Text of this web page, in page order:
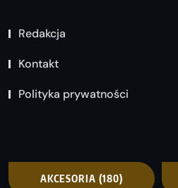
Redakcja
Kontakt
Polityka prywatności
AKCESORIA (180)